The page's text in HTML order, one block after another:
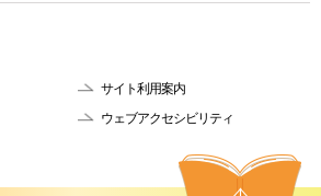
サイト利用案内
ウェブアクセシビリティ